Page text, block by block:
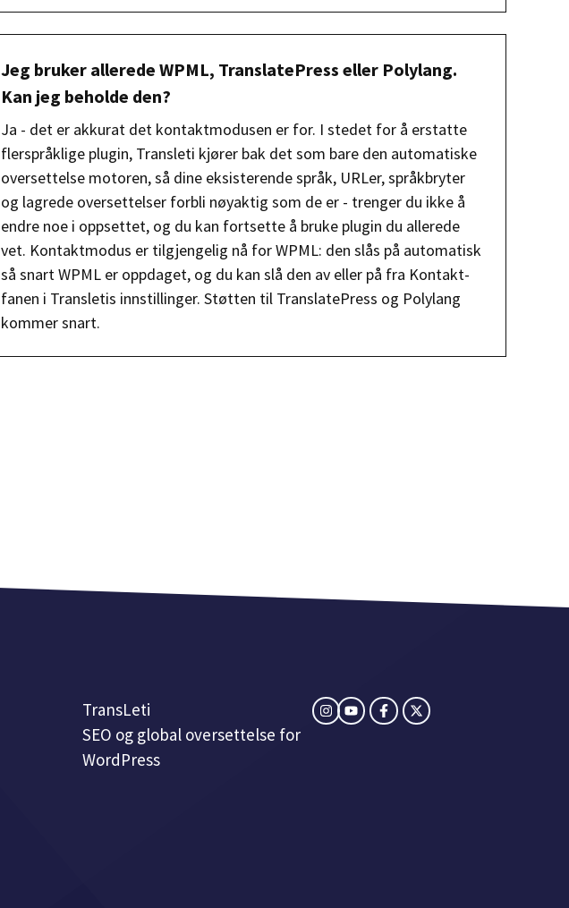
Jeg bruker allerede WPML, TranslatePress eller Polylang.
Kan jeg beholde den?
Ja - det er akkurat det kontaktmodusen er for. I stedet for å erstatte
flerspråklige plugin, Transleti kjører bak det som bare den automatiske
oversettelse motoren, så dine eksisterende språk, URLer, språkbryter
og lagrede oversettelser forbli nøyaktig som de er - trenger du ikke å
endre noe i oppsettet, og du kan fortsette å bruke plugin du allerede
vet. Kontaktmodus er tilgjengelig nå for WPML: den slås på automatisk
så snart WPML er oppdaget, og du kan slå den av eller på fra Kontakt-
fanen i Transletis innstillinger. Støtten til TranslatePress og Polylang
kommer snart.
TransLeti
SEO og global oversettelse for
WordPress